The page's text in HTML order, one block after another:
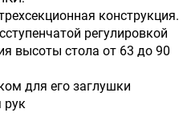
конструкция.
регулировкой
высоты стола от 63 до 90
для его заглушки
рук